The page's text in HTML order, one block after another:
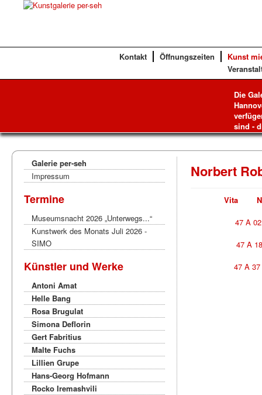
Kontakt Öffnungszeiten
Kunst
Die
sind -
Galerie per-seh
Impressum
Termine
Museumsnacht 2026 „Unterwegs...“
Kunstwerk des Monats Juli 2026 -
SIMO
Künstler und Werke
Antoni Amat
Helle Bang
Rosa Brugulat
Simona Deflorin
Gert Fabritius
Malte Fuchs
Lillien Grupe
Hans-Georg Hofmann
Rocko Iremashvili
Norbert
Vita
47 A 02
47 A
47 A